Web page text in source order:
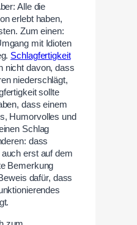
Alle die
erlebt haben,
Zum einen:
mit Idioten
Schlagfertigkeit
nicht davon, dass
niederschlägt,
sollte
dass einem
Humorvolles und
Schlag
dass
erst auf dem
Bemerkung
dafür, dass